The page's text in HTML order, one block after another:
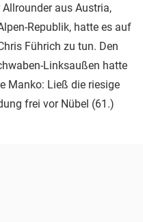
Allrounder aus Austria,
Republik, hatte es auf
Führich zu tun. Den
Linksaußen hatte
Manko: Ließ die riesige
frei vor Nübel (61.)